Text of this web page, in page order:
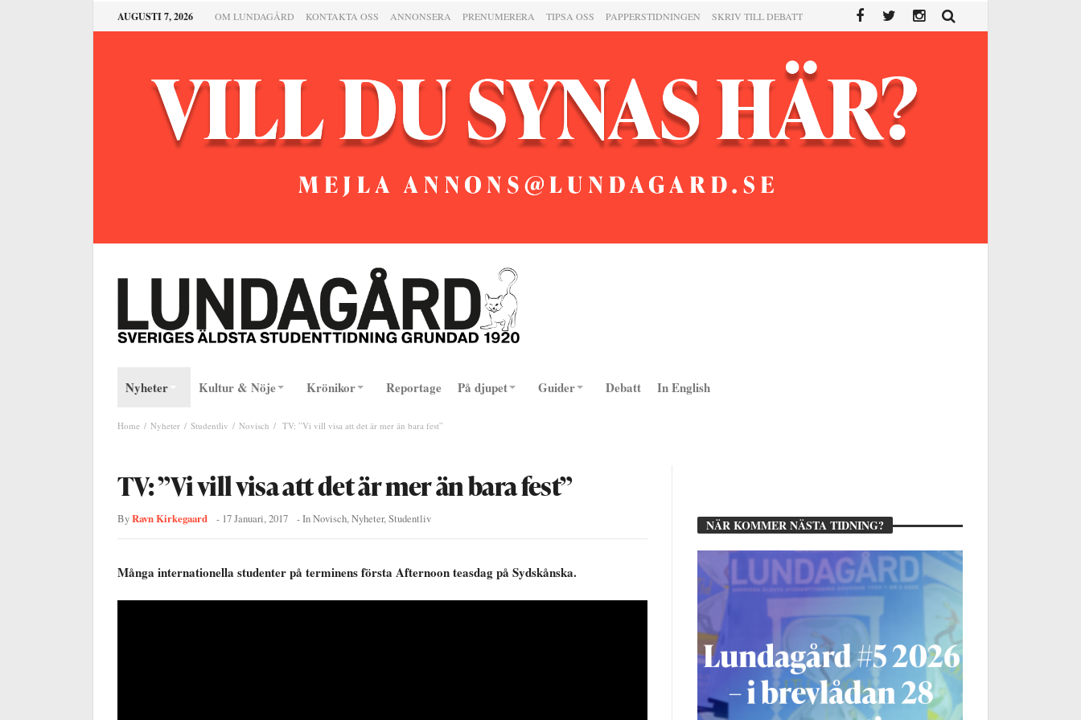
AUGUSTI 7, 2026 OM LUNDAGÅRD KONTAKTA OSS ANNONSERA PRENUMERERA TIPSA OSS PAPPERSTIDNINGEN SKRIV TILL DEBATT
Nyheter Kultur & Nöje Krönikor Reportage På djupet Guider Debatt In English
Home Nyheter Studentliv Novisch TV: ”Vi vill visa att det är mer än bara fest”
TV: ”Vi vill visa att det är mer än bara fest”
ByRavn Kirkegaard - 17 Januari, 2017 - InNovisch,Nyheter,Studentliv
Många internationella studenter på terminens första Afternoon teasdag på Sydskånska.
NÄR KOMMER NÄSTA TIDNING?